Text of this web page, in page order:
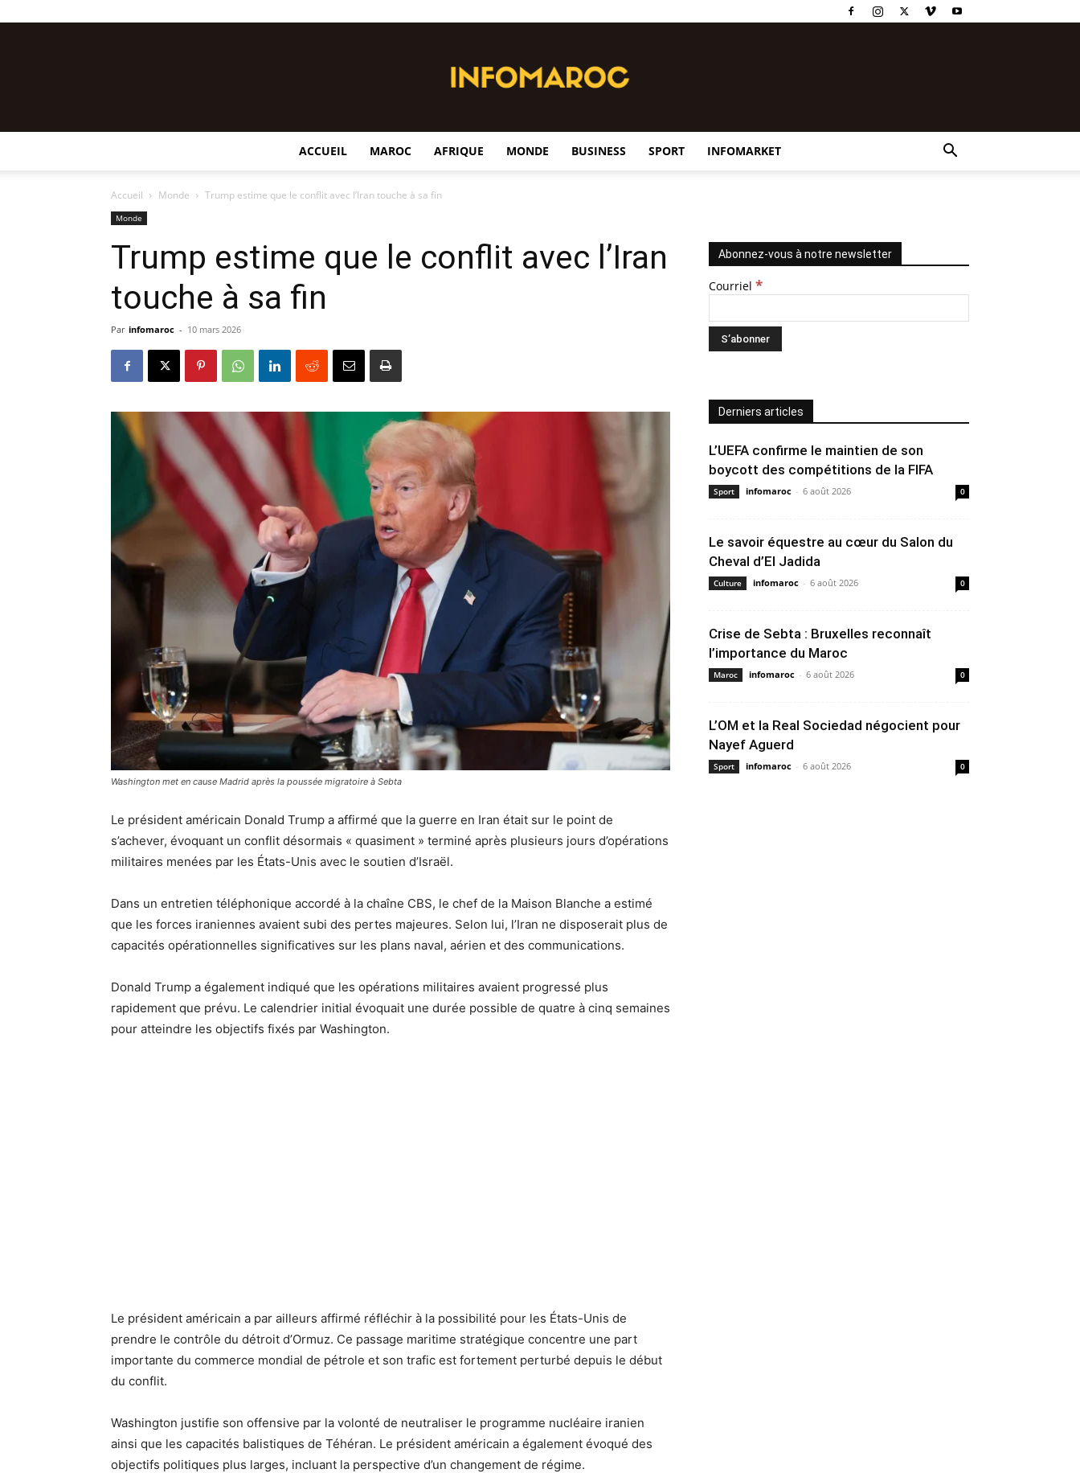
ACCUEIL MAROC AFRIQUE MONDE BUSINESS SPORT INFOMARKET
Accueil Monde Trump estime que le conflit avec l’Iran touche à sa fin
Monde
Trump estime que le conflit avec l’Iran
touche à sa fin
Par infomaroc - 10 mars 2026
Washington met en cause Madrid après la poussée migratoire à Sebta
Le président américain Donald Trump a affirmé que la guerre en Iran était sur le point de
s’achever, évoquant un conflit désormais « quasiment » terminé après plusieurs jours d’opérations
militaires menées par les États-Unis avec le soutien d’Israël.
Dans un entretien téléphonique accordé à la chaîne CBS, le chef de la Maison Blanche a estimé
que les forces iraniennes avaient subi des pertes majeures. Selon lui, l’Iran ne disposerait plus de
capacités opérationnelles significatives sur les plans naval, aérien et des communications.
Donald Trump a également indiqué que les opérations militaires avaient progressé plus
rapidement que prévu. Le calendrier initial évoquait une durée possible de quatre à cinq semaines
pour atteindre les objectifs fixés par Washington.
Le président américain a par ailleurs affirmé réfléchir à la possibilité pour les États-Unis de
prendre le contrôle du détroit d’Ormuz. Ce passage maritime stratégique concentre une part
importante du commerce mondial de pétrole et son trafic est fortement perturbé depuis le début
du conflit.
Washington justifie son offensive par la volonté de neutraliser le programme nucléaire iranien
ainsi que les capacités balistiques de Téhéran. Le président américain a également évoqué des
objectifs politiques plus larges, incluant la perspective d’un changement de régime.
Abonnez-vous à notre newsletter
Courriel *
Derniers articles
L’UEFA confirme le maintien de son
boycott des compétitions de la FIFA
Sport infomaroc - 6 août 2026 0
Le savoir équestre au cœur du Salon du
Cheval d’El Jadida
Culture infomaroc - 6 août 2026 0
Crise de Sebta : Bruxelles reconnaît
l’importance du Maroc
Maroc infomaroc - 6 août 2026 0
L’OM et la Real Sociedad négocient pour
Nayef Aguerd
Sport infomaroc - 6 août 2026 0